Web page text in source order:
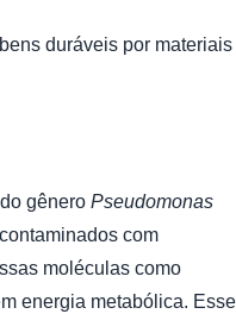
duráveis por materiais
gênero Pseudomonas
com
moléculas como
energia metabólica.